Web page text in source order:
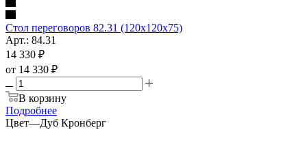
Стол переговоров 82.31 (120х120х75)
Арт.: 84.31
14 330 ₽
от 14 330 ₽
В корзину
Подробнее
Цвет—Дуб Кронберг